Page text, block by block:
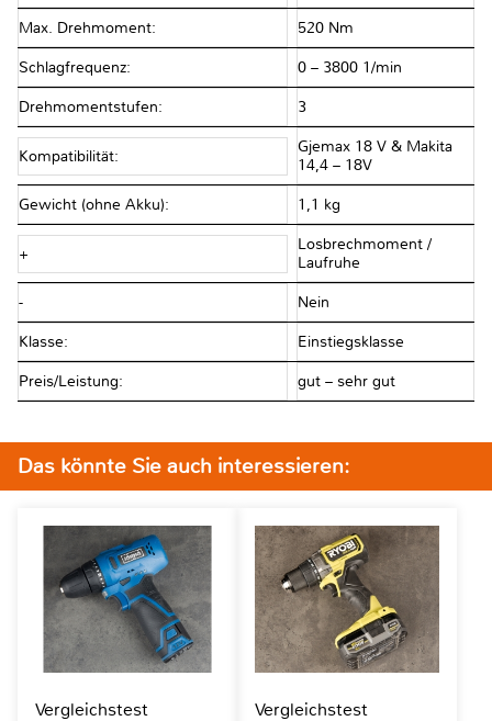
Max. Drehmoment: 520 Nm
Schlagfrequenz: 0 – 3800 1/min
Drehmomentstufen: 3
Kompatibilität:
Gjemax 18 V & Makita
14,4 – 18V
Gewicht (ohne Akku): 1,1 kg
+
Losbrechmoment /
Laufruhe
- Nein
Klasse: Einstiegsklasse
Preis/Leistung: gut – sehr gut
Das könnte Sie auch interessieren:
Vergleichstest Vergleichstest